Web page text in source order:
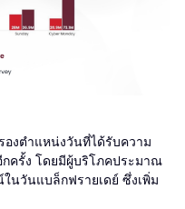
องตำแหน่งวันที่ได้รับความ
ครั้ง โดยมีผู้บริโภคประมาณ
นวันแบล็กฟรายเดย์ ซึ่งเพิ่ม